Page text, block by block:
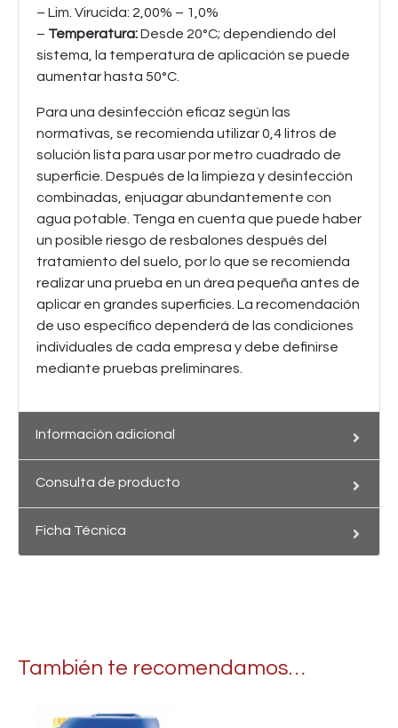
– Lim. Virucida: 2,00% – 1,0%
– Temperatura:Desde 20°C; dependiendo del
sistema, la temperatura de aplicación se puede
aumentar hasta 50°C.
Para una desinfección eficaz según las
normativas, se recomienda utilizar 0,4 litros de
solución lista para usar por metro cuadrado de
superficie. Después de la limpieza y desinfección
combinadas, enjuagar abundantemente con
agua potable. Tenga en cuenta que puede haber
un posible riesgo de resbalones después del
tratamiento del suelo, por lo que se recomienda
realizar una prueba en un área pequeña antes de
aplicar en grandes superficies. La recomendación
de uso específico dependerá de las condiciones
individuales de cada empresa y debe definirse
mediante pruebas preliminares.
Información adicional
Consulta de producto
Ficha Técnica
También te recomendamos…